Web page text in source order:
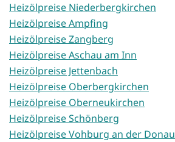
Heizölpreise Niederbergkirchen
Heizölpreise Ampfing
Heizölpreise Zangberg
Heizölpreise Aschau am Inn
Heizölpreise Jettenbach
Heizölpreise Oberbergkirchen
Heizölpreise Oberneukirchen
Heizölpreise Schönberg
Heizölpreise Vohburg an der Donau